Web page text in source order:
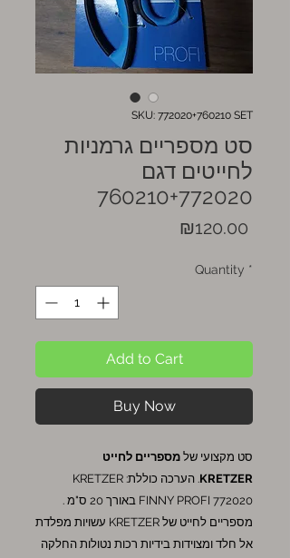
SKU: 772020+760210 SET
סט מספריים גרמניות
לחייטים דגם
760210+772020
₪120.00
Quantity *
Add to Cart
Buy Now
סט מקצועי של מספריים לחייט
KRETZER
. הערכה כוללת: KRETZER
FINNY PROFI 772020 באורך 20 ס"מ .
מספריים לחייט של KRETZER עשויות מפלדת
אל חלד ומצוידות בידיות רכות נטולות החלקה